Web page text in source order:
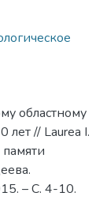
областному
лет // Laurea I.
– С. 4-10.